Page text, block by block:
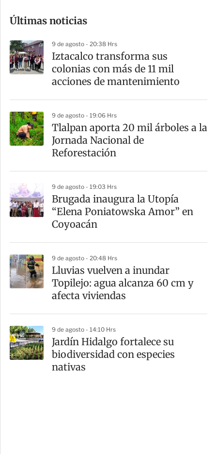
m
a
r
t
Últimas noticias
9 de agosto - 20:38 Hrs
Iztacalco transforma sus
colonias con más de 11 mil
acciones de mantenimiento
9 de agosto - 19:06 Hrs
Tlalpan aporta 20 mil árboles a la
Jornada Nacional de
Reforestación
9 de agosto - 19:03 Hrs
Brugada inaugura la Utopía
“Elena Poniatowska Amor” en
Coyoacán
9 de agosto - 20:48 Hrs
Lluvias vuelven a inundar
Topilejo: agua alcanza 60 cm y
afecta viviendas
9 de agosto - 14:10 Hrs
Jardín Hidalgo fortalece su
biodiversidad con especies
nativas